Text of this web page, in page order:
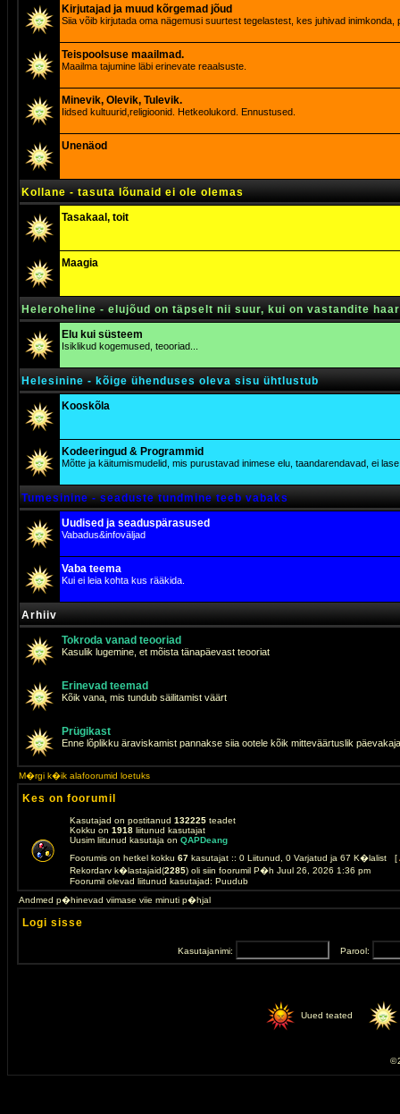
Kirjutajad ja muud kõrgemad jõud
Siia võib kirjutada oma nägemusi suurtest tegelastest, kes juhivad inimkonda,
Teispoolsuse maailmad.
Maailma tajumine läbi erinevate reaalsuste.
Minevik, Olevik, Tulevik.
Iidsed kultuurid,religioonid. Hetkeolukord. Ennustused.
Unenäod
Kollane - tasuta lõunaid ei ole olemas
Tasakaal, toit
Maagia
Heleroheline - elujõud on täpselt nii suur, kui on vastandite
Elu kui süsteem
Isiklikud kogemused, teooriad...
Helesinine - kõige ühenduses oleva sisu ühtlustub
Kooskõla
Kodeeringud & Programmid
Mõtte ja käitumismudelid, mis purustavad inimese elu, taandarendavad, ei
Tumesinine - seaduste tundmine teeb vabaks
Uudised ja seaduspärasused
Vabadus&infoväljad
Vaba teema
Kui ei leia kohta kus rääkida.
Arhiiv
Tokroda vanad teooriad
Kasulik lugemine, et mõista tänapäevast teooriat
Erinevad teemad
Kõik vana, mis tundub säilitamist väärt
Prügikast
Enne lõplikku äraviskamist pannakse siia ootele kõik mitteväärtuslik
M�rgi k�ik alafoorumid loetuks
Kes on foorumil
Kasutajad on postitanud 132225 teadet
Kokku on 1918 liitunud kasutajat
Uusim liitunud kasutaja on QAPDeang
Foorumis on hetkel kokku 67 kasutajat :: 0 Liitunud, 0 Varjatud ja 67 K�lalist [
Rekordarv k�lastajaid(2285) oli siin foorumil P�h Juul 26, 2026 1:36 pm
Foorumil olevad liitunud kasutajad: Puudub
Andmed p�hinevad viimase viie minuti p�hjal
Logi sisse
Kasutajanimi: Parool:
Uued teated
©